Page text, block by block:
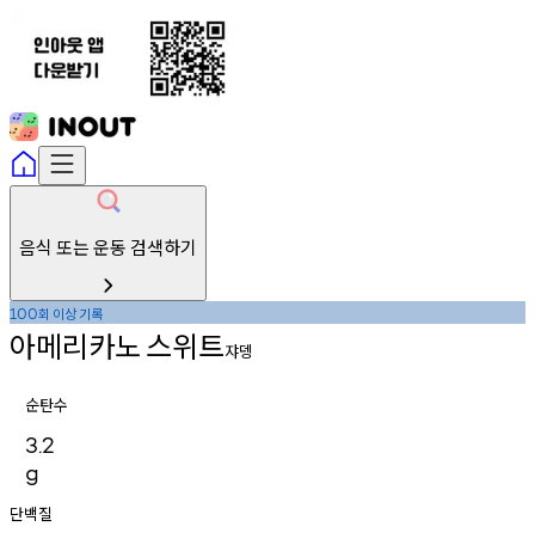
음식 또는 운동 검색하기
100회 이상기록
아메리카노스위트쟈뎅
순탄수
3.2
g
단백질